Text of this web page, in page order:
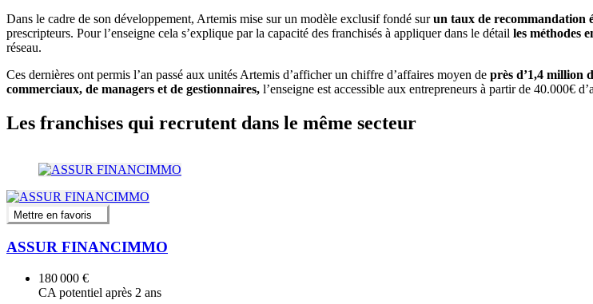
Dans le cadre de son développement, Artemis mise sur un modèle exclusif fondé surun taux de recommandation
prescripteurs. Pour l’enseigne cela s’explique par la capacité des franchisés à appliquer dans le détail les méthodes
réseau.
Ces dernières ont permis l’an passé aux unités Artemis d’afficher un chiffre d’affaires moyen de près d’1,4 million
commerciaux, de managers et de gestionnaires, l’enseigne est accessible aux entrepreneurs à partir de 40.000€
Les franchises qui recrutent dans le même secteur
Mettre en favoris
ASSUR FINANCIMMO
180 000 €
CA potentiel après 2 ans